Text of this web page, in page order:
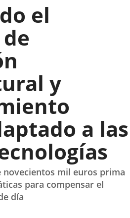
el
y
a las
novecientos mil euros prima
para compensar el
día